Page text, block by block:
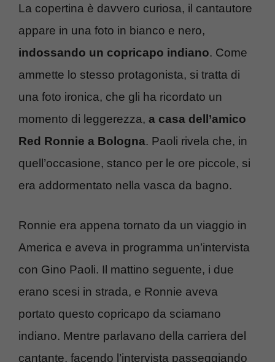
La copertina è davvero curiosa, il cantautore
appare in una foto in bianco e nero,
indossando un copricapo indiano. Come
ammette lo stesso protagonista, si tratta di
una foto ironica, che gli ha ricordato un
momento di leggerezza, a casa dell’amico
Red Ronnie a Bologna. Paoli rivela che, in
quell’occasione, stanco per le ore piccole, si
era addormentato nella vasca da bagno.
Ronnie era appena tornato da un viaggio in
America e aveva in programma un’intervista
con Gino Paoli. Il mattino seguente, i due
erano scesi in strada, e Ronnie aveva
portato questo copricapo da sciamano
indiano. Mentre parlavano della carriera del
cantante, facendo l’intervista passeggiando